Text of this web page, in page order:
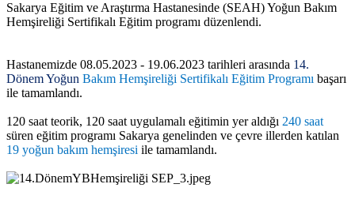
Sakarya Eğitim ve Araştırma Hastanesinde (SEAH) Yoğun Bakım
Hemşireliği Sertifikalı Eğitim programı düzenlendi.
Hastanemizde 08.05.2023 - 19.06.2023 tarihleri arasında 14.
Dönem Yoğun Bakım Hemşireliği Sertifikalı Eğitim Programı başarı
ile tamamlandı.
120 saat teorik, 120 saat uygulamalı eğitimin yer aldığı 240 saat
süren eğitim programı Sakarya genelinden ve çevre illerden katılan
19 yoğun bakım hemşiresi ile tamamlandı.